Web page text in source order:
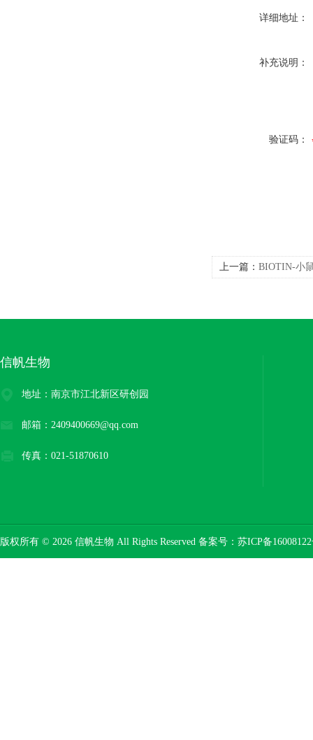
详细地址：
补充说明：
验证码：
上一篇： BIOTIN-小
信帆生物
地址：南京市江北新区研创园
邮箱：2409400669@qq.com
传真：021-51870610
版权所有 © 2026 信帆生物 All Rights Reserved 备案号： 苏ICP备